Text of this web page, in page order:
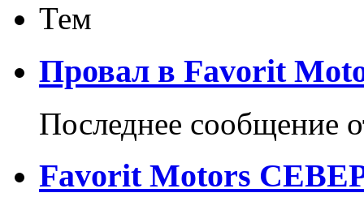
Тем
Провал в Favorit
Последнее сообщение
Favorit Motors